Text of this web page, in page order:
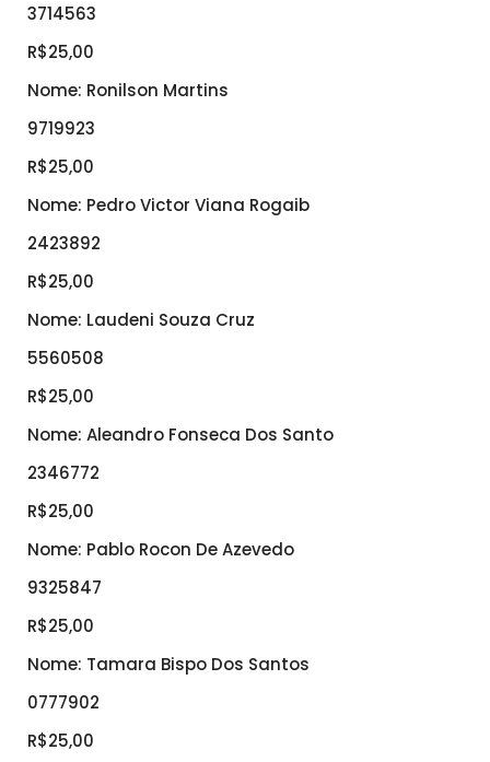
3714563
R$25,00
Nome: Ronilson Martins
9719923
R$25,00
Nome: Pedro Victor Viana Rogaib
2423892
R$25,00
Nome: Laudeni Souza Cruz
5560508
R$25,00
Nome: Aleandro Fonseca Dos Santo
2346772
R$25,00
Nome: Pablo Rocon De Azevedo
9325847
R$25,00
Nome: Tamara Bispo Dos Santos
0777902
R$25,00